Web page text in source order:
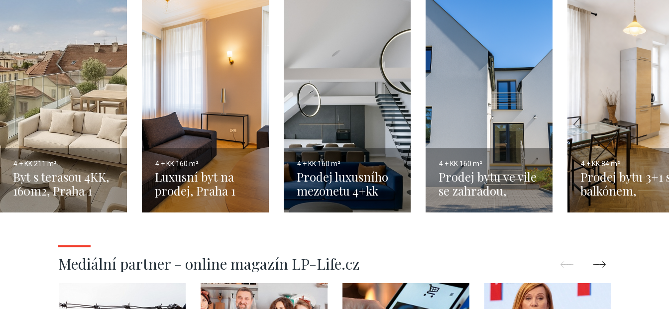
4 + KK 211 m²
Byt s terasou 4KK,
160m2, Praha 1
4 + KK160 m²
Luxusní byt na
prodej, Praha 1
Josefov - 160m
4 + KK160 m²
Prodej luxusního
mezonetu 4+kk
Karlín, Praha 8 -
4 + KK 160 m²
Prodej bytu ve vile
se zahradou,
Běchovice - 160m2
4 + KK84 m²
Prodej bytu 3+1
balkónem,
Karolíny Světlé,
Mediální partner - online magazín LP-Life.cz